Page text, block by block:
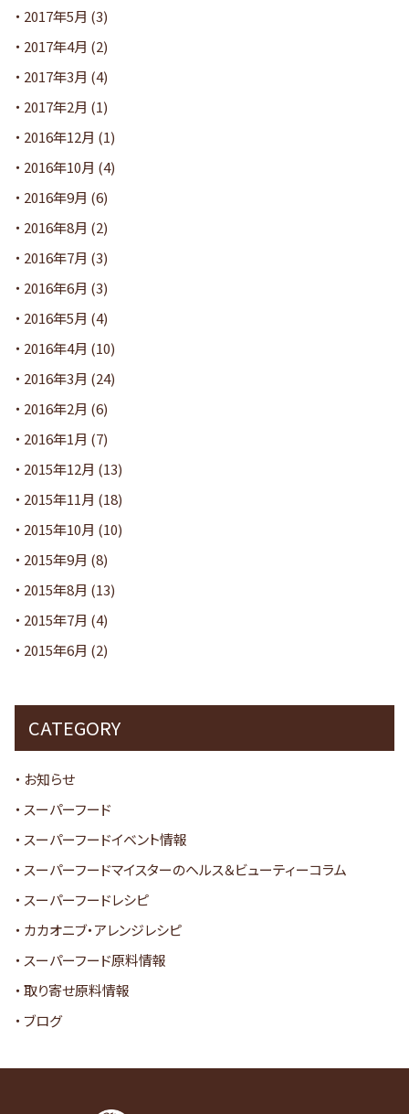
2017年5月 (3)
2017年4月 (2)
2017年3月 (4)
2017年2月 (1)
2016年12月 (1)
2016年10月 (4)
2016年9月 (6)
2016年8月 (2)
2016年7月 (3)
2016年6月 (3)
2016年5月 (4)
2016年4月 (10)
2016年3月 (24)
2016年2月 (6)
2016年1月 (7)
2015年12月 (13)
2015年11月 (18)
2015年10月 (10)
2015年9月 (8)
2015年8月 (13)
2015年7月 (4)
2015年6月 (2)
CATEGORY
お知らせ
スーパーフード
スーパーフードイベント情報
スーパーフードマイスターのヘルス＆ビューティーコラム
スーパーフードレシピ
カカオニブ・アレンジレシピ
スーパーフード原料情報
取り寄せ原料情報
ブログ